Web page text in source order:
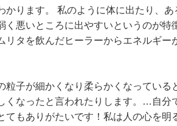
ります。 私のように体に出たり、あ
悪いところに出やすいというのが特
リタを飲んだヒーラーからエネルギー
子が細かくなり柔らかくなっている
くなったと言われたりします。…自分
もありがたいです！私は人の心を明